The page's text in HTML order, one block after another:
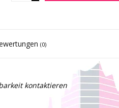
(0)
kontaktieren